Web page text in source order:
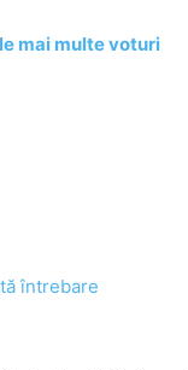
mai multe voturi
întrebare